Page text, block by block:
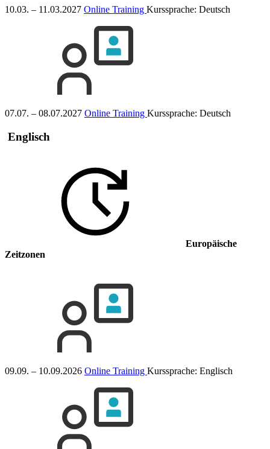
10.03. – 11.03.2027 Online Training Kurssprache: Deutsch
07.07. – 08.07.2027 Online Training Kurssprache: Deutsch
Englisch
Europäische
Zeitzonen
09.09. – 10.09.2026 Online Training Kurssprache: Englisch